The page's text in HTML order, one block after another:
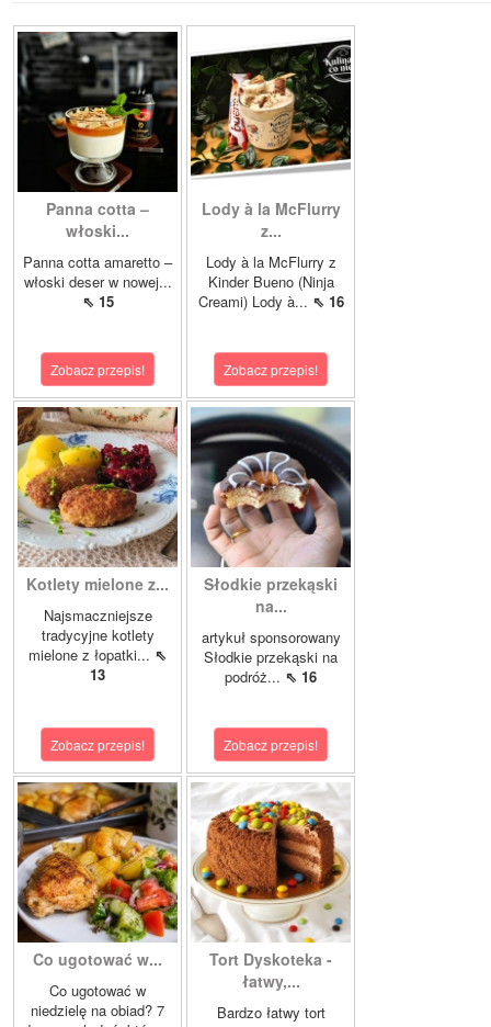
Panna cotta –
włoski...
Panna cotta amaretto –
włoski deser w nowej...
⇖ 15
Zobacz przepis!
Lody à la McFlurry
z...
Lody à la McFlurry z
Kinder Bueno (Ninja
Creami) Lody à... ⇖ 16
Zobacz przepis!
Kotlety mielone z...
Najsmaczniejsze
tradycyjne kotlety
mielone z łopatki... ⇖
13
Zobacz przepis!
Słodkie przekąski
na...
artykuł sponsorowany
Słodkie przekąski na
podróż... ⇖ 16
Zobacz przepis!
Co ugotować w...
Co ugotować w
niedzielę na obiad? 7
Tort Dyskoteka -
łatwy,...
Bardzo łatwy tort